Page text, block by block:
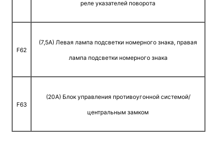
реле указателей поворота
F62
(7,5A) Левая лампа подсветки номерного знака, правая
лампа подсветки номерного знака
F63
(20A) Блок управления противоугонной системой/
центральным замком